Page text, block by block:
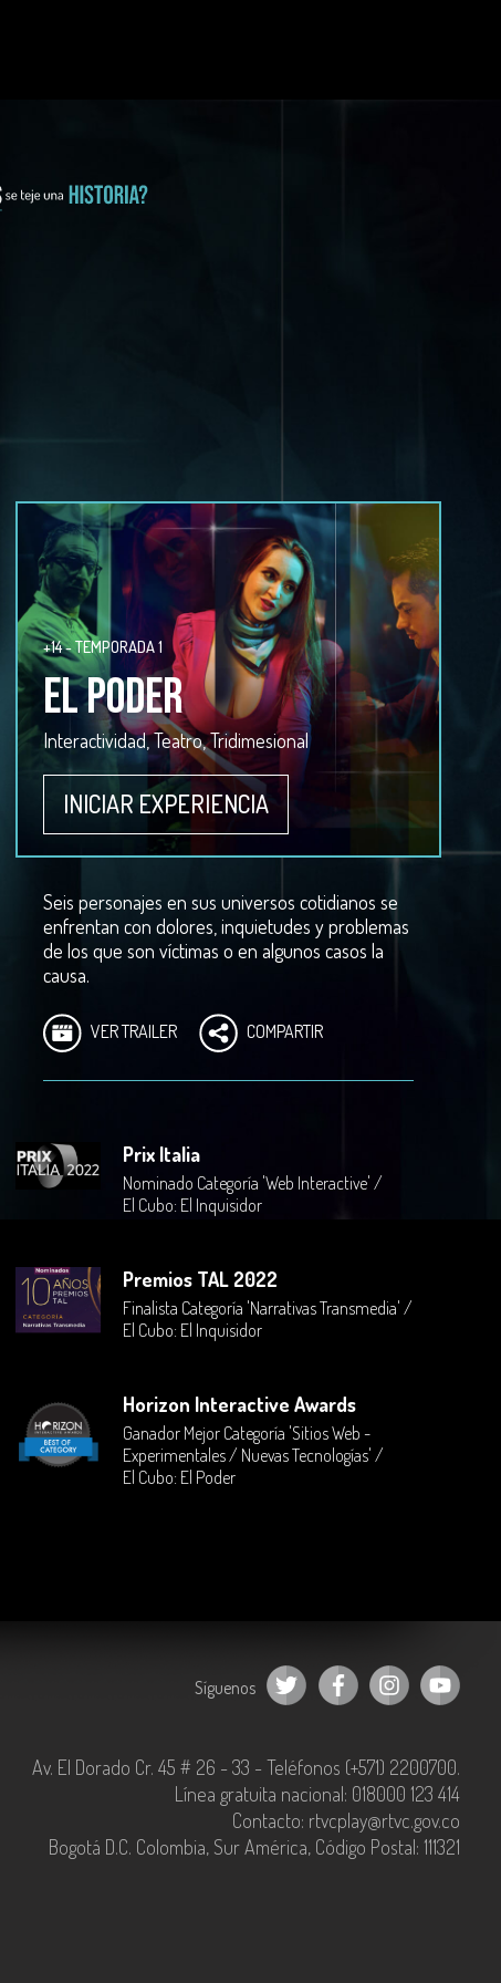
+14 - TEMPORADA 1
EL PODER
Interactividad, Teatro, Tridimesional
INICIAR EXPERIENCIA
Seis personajes en sus universos cotidianos se
enfrentan con dolores, inquietudes y problemas
de los que son víctimas o en algunos casos la
causa.
VER TRAILER COMPARTIR
Prix Italia
Nominado Categoría 'Web Interactive' /
El Cubo: El Inquisidor
Premios TAL 2022
Finalista Categoría 'Narrativas Transmedia' /
El Cubo: El Inquisidor
Horizon Interactive Awards
Ganador Mejor Categoría 'Sitios Web -
Experimentales / Nuevas Tecnologías' /
El Cubo: El Poder
Síguenos
Av. El Dorado Cr. 45 # 26 - 33 - Teléfonos (+571) 2200700.
Línea gratuita nacional: 018000 123 414
Contacto: rtvcplay@rtvc.gov.co
Bogotá D.C. Colombia, Sur América, Código Postal: 111321